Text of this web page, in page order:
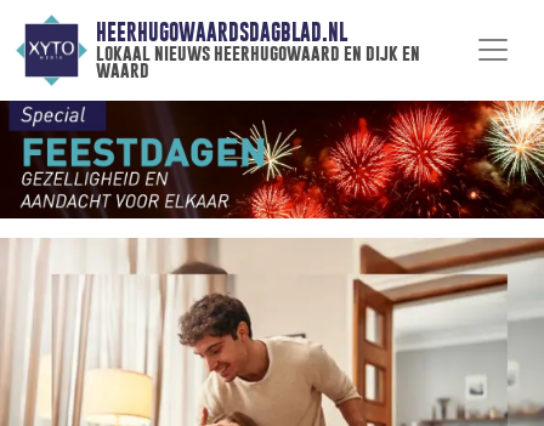
HEERHUGOWAARDSDAGBLAD.NL
lokaal nieuws heerhugowaard en dijk en
waard